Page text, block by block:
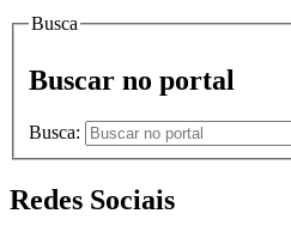
Busca
Buscar no portal
Busca:
Redes Sociais